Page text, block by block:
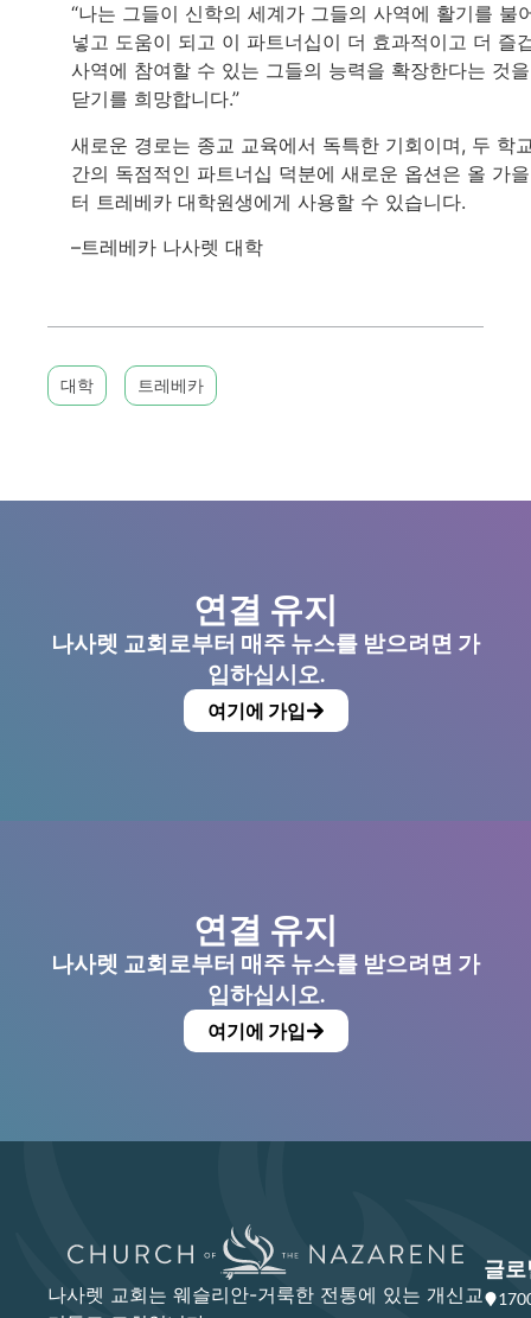
“나는 그들이 신학의 세계가 그들의 사역에 활기를 불
넣고 도움이 되고 이 파트너십이 더 효과적이고 더 즐
사역에 참여할 수 있는 그들의 능력을 확장한다는 것
닫기를 희망합니다.”
새로운 경로는 종교 교육에서 독특한 기회이며, 두 학
간의 독점적인 파트너십 덕분에 새로운 옵션은 올 가
터 트레베카 대학원생에게 사용할 수 있습니다.
–트레베카 나사렛 대학
대학 트레베카
연결 유지
나사렛 교회로부터 매주 뉴스를 받으려면 가
입하십시오.
여기에 가입
연결 유지
나사렛 교회로부터 매주 뉴스를 받으려면 가
입하십시오.
여기에 가입
나사렛 교회는 웨슬리안-거룩한 전통에 있는 개신교
글로